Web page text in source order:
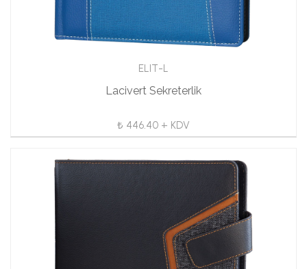
ELIT-L
Lacivert Sekreterlik
₺ 446.40 + KDV